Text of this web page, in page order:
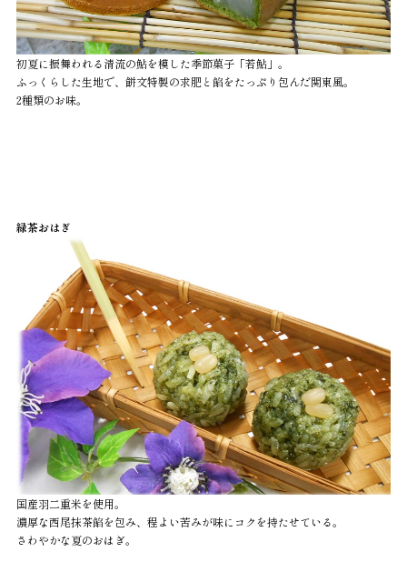
初夏に振舞われる清流の鮎を模した季節菓子「若鮎」。
ふっくらした生地で、餅文特製の求肥と餡をたっぷり包んだ関東風。
2種類のお味。
緑茶おはぎ
国産羽二重米を使用。
濃厚な西尾抹茶餡を包み、程よい苦みが味にコクを持たせている。
さわやかな夏のおはぎ。